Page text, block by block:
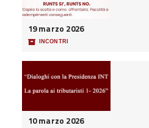
19 marzo 2026
📦 INCONTRI
10 marzo 2026